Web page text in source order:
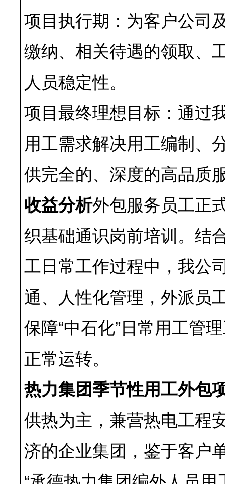
项目执行期：为客户公司
缴纳、相关待遇的领取、
人员稳定性。
项目最终理想目标：通过
用工需求解决用工编制、
供完全的、深度的高品质
收益分析外包服务员工正
织基础通识岗前培训。结
工日常工作过程中，我公
通、人性化管理，外派员
保障“中石化”日常用工管
正常运转。
热力集团季节性用工外包
供热为主，兼营热电工程
济的企业集团，鉴于客户